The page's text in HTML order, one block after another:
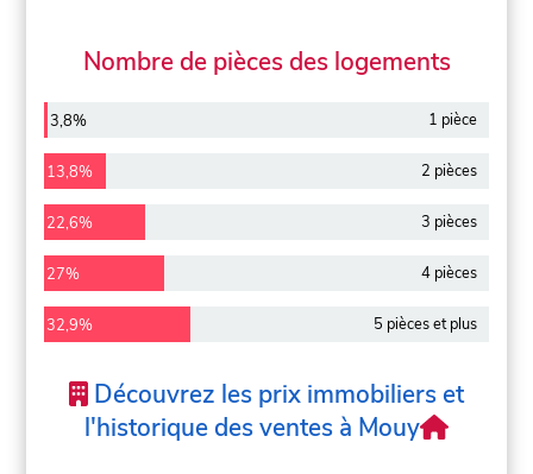
Nombre de pièces des logements
3,8% 1 pièce
13,8% 2 pièces
22,6% 3 pièces
27% 4 pièces
32,9% 5 pièces et plus
Découvrez les prix immobiliers et
l'historique des ventes à Mouy